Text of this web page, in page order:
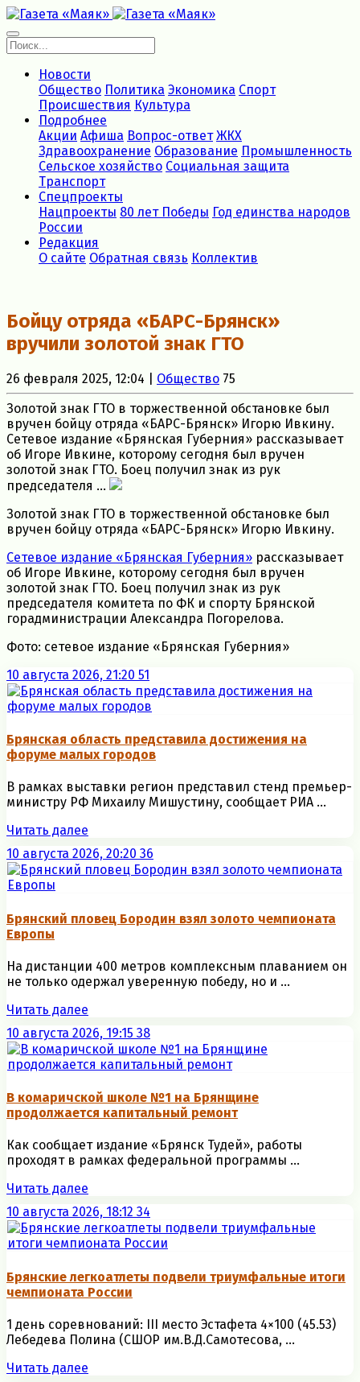
Новости
Общество Политика Экономика Спорт
Происшествия Культура
Подробнее
Акции Афиша Вопрос-ответ ЖКХ
Здравоохранение Образование Промышленность
Сельское хозяйство Социальная защита
Транспорт
Спецпроекты
Нацпроекты 80 лет Победы Год единства народов
России
Редакция
О сайте Обратная связь Коллектив
Бойцу отряда «БАРС-Брянск»
вручили золотой знак ГТО
26 февраля 2025, 12:04 | Общество 75
Золотой знак ГТО в торжественной обстановке был
вручен бойцу отряда «БАРС-Брянск» Игорю Ивкину.
Сетевое издание «Брянская Губерния» рассказывает
об Игоре Ивкине, которому сегодня был вручен
золотой знак ГТО. Боец получил знак из рук
председателя ...
Золотой знак ГТО в торжественной обстановке был
вручен бойцу отряда «БАРС-Брянск» Игорю Ивкину.
Сетевое издание «Брянская Губерния» рассказывает
об Игоре Ивкине, которому сегодня был вручен
золотой знак ГТО. Боец получил знак из рук
председателя комитета по ФК и спорту Брянской
горадминистрации Александра Погорелова.
Фото: сетевое издание «Брянская Губерния»
10 августа 2026, 21:20 51
Брянская область представила достижения на
форуме малых городов
В рамках выставки регион представил стенд премьер-
министру РФ Михаилу Мишустину, сообщает РИА ...
Читать далее
10 августа 2026, 20:20 36
Брянский пловец Бородин взял золото чемпионата
Европы
На дистанции 400 метров комплексным плаванием он
не только одержал уверенную победу, но и ...
Читать далее
10 августа 2026, 19:15 38
В комаричской школе №1 на Брянщине
продолжается капитальный ремонт
Как сообщает издание «Брянск Тудей», работы
проходят в рамках федеральной программы ...
Читать далее
10 августа 2026, 18:12 34
Брянские легкоатлеты подвели триумфальные итоги
чемпионата России
1 день соревнований: III место Эстафета 4×100 (45.53)
Лебедева Полина (СШОР им.В.Д.Самотесова, ...
Читать далее